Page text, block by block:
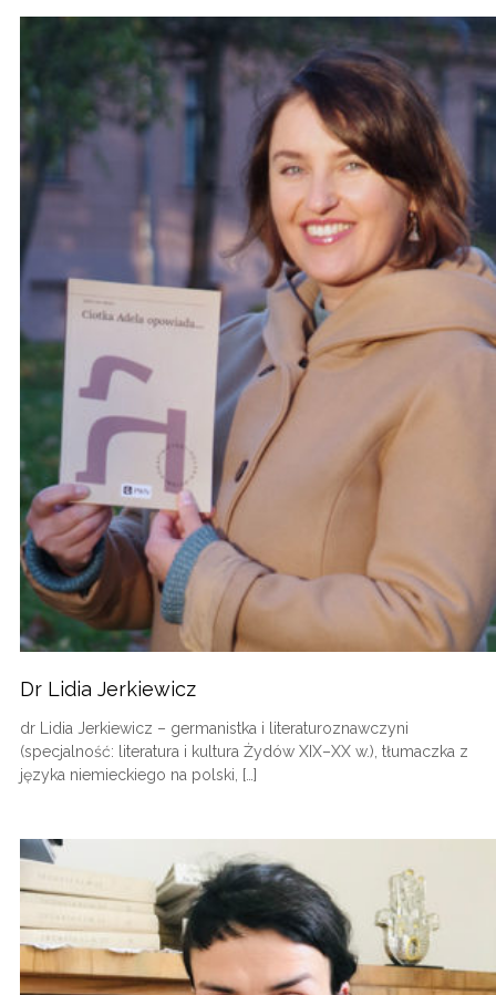
Dr Lidia Jerkiewicz
dr Lidia Jerkiewicz – germanistka i literaturoznawczyni
(specjalność: literatura i kultura Żydów XIX–XX w.), tłumaczka z
języka niemieckiego na polski, […]